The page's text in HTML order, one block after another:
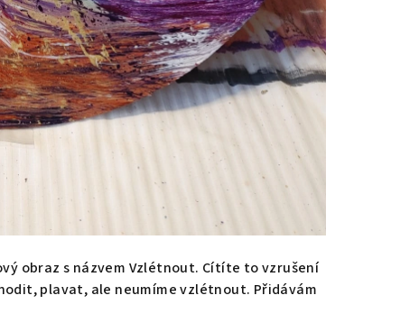
obraz s názvem Vzlétnout. Cítíte to vzrušení
plavat, ale neumíme vzlétnout. Přidávám